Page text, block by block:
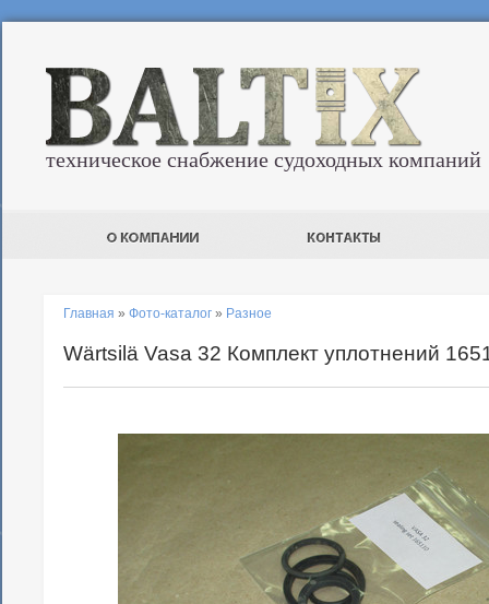
техническое снабжение судоходных компаний
Главная » Фото-каталог » Разное
Wärtsilä Vasa 32 Комплект уплотнений